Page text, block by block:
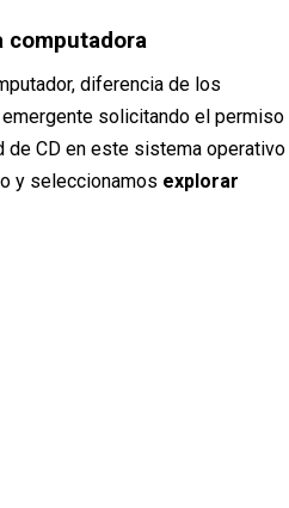
computadora
diferencia de los
solicitando el permiso
de CD en este sistema operativo
y seleccionamos explorar